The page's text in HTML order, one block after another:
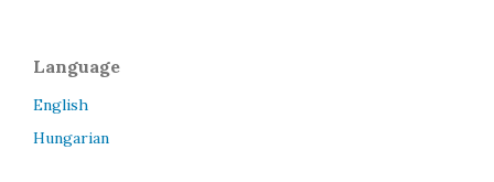
Language
English
Hungarian